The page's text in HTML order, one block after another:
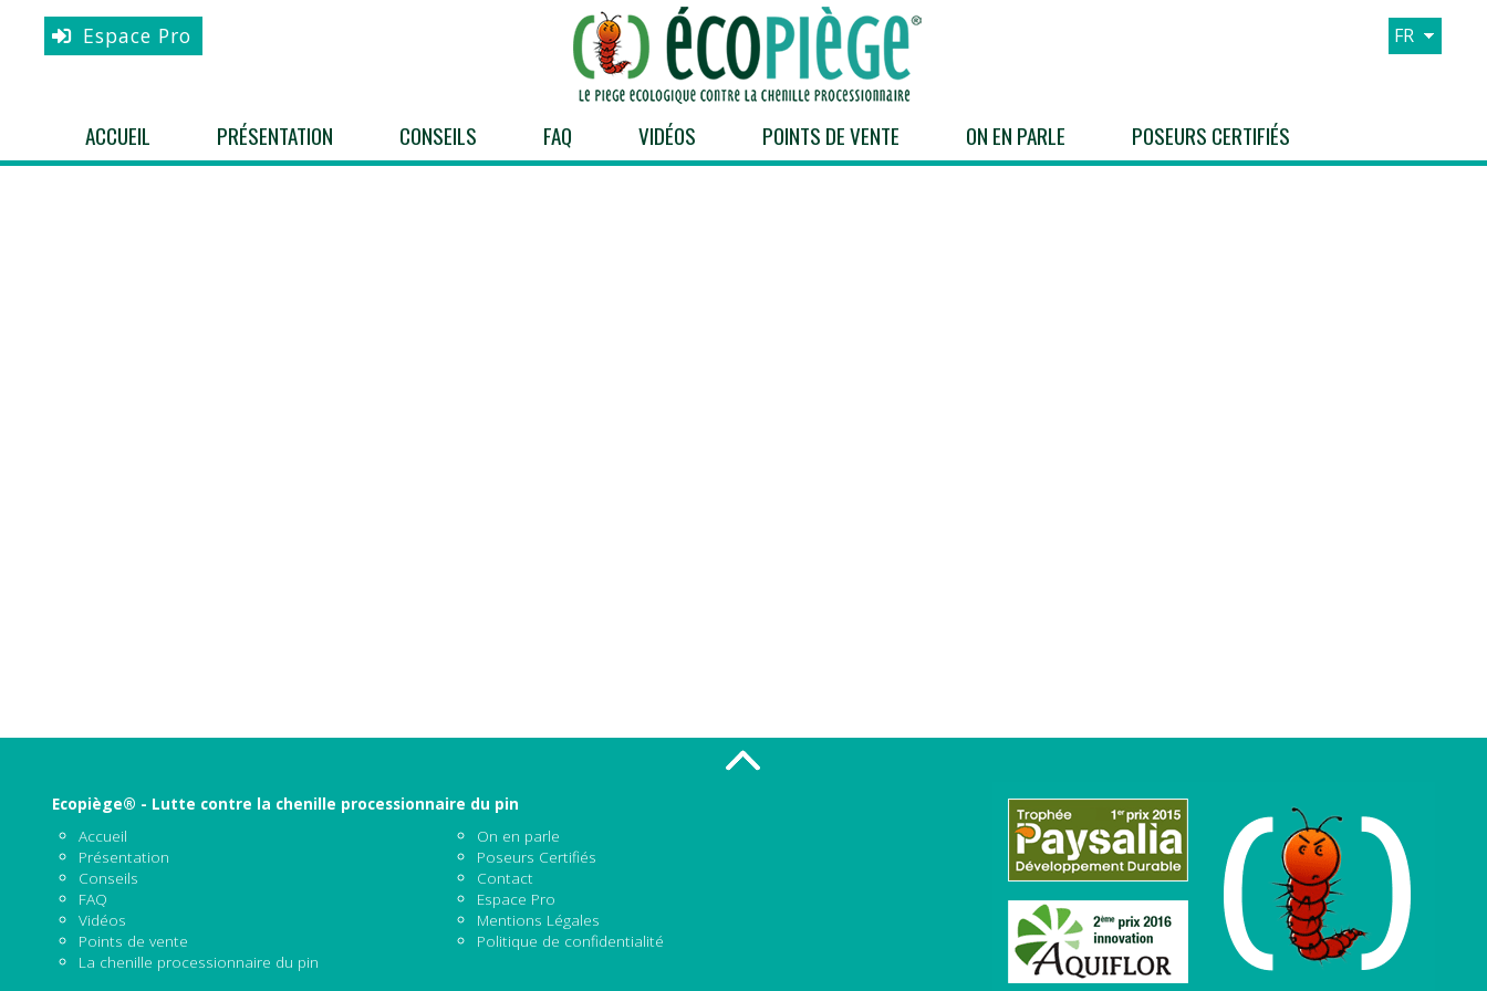
FR
Espace Pro
ACCUEIL PRÉSENTATION CONSEILS FAQ VIDÉOS POINTS DE VENTE ON EN PARLE POSEURS CERTIFIÉS
Ecopiège® - Lutte contre la chenille processionnaire du pin
Accueil
Présentation
Conseils
FAQ
Vidéos
Points de vente
La chenille processionnaire du pin
On en parle
Poseurs Certifiés
Contact
Espace Pro
Mentions Légales
Politique de confidentialité